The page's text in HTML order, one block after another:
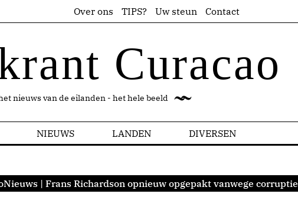
Over ons TIPS? Uw steun Contact
Curacao
nieuws van de eilanden - het hele beeld
NIEUWS LANDEN DIVERSEN
| Frans Richardson opnieuw opgepakt vanwege corruptie